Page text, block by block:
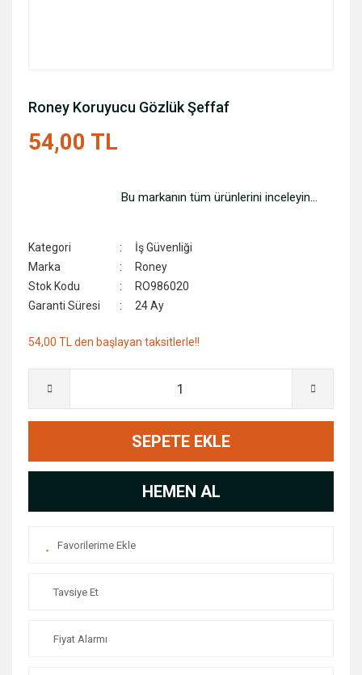
Roney Koruyucu Gözlük Şeffaf
54,00 TL
Bu markanın tüm ürünlerini inceleyin...
Kategori
İş Güvenliği
Marka
Roney
Stok Kodu
RO986020
Garanti Süresi
24 Ay
54,00 TL den başlayan taksitlerle!!
SEPETE EKLE
HEMEN AL
Tavsiye Et
Fiyat Alarmı